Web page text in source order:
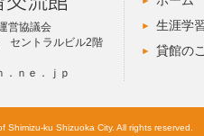
営協議会
セントラルビル2階
．ｎｅ．ｊｐ
生涯学
貸館の
ku Shizuoka City. All rights reserved.